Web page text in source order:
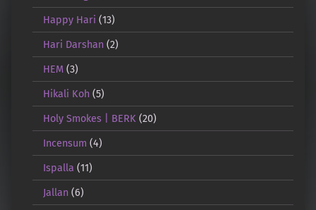
Happy Hari (13)
Hari Darshan(2)
HEM(3)
Hikali Koh(5)
Holy Smokes | BERK(20)
Incensum (4)
Ispalla (11)
Jallan(6)